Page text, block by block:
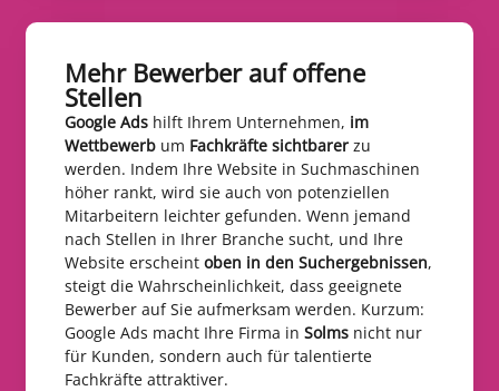
Mehr Bewerber auf offene
Stellen​
Google Ads hilft Ihrem Unternehmen, im
Wettbewerb um Fachkräfte sichtbarer zu
werden. Indem Ihre Website in Suchmaschinen
höher rankt, wird sie auch von potenziellen
Mitarbeitern leichter gefunden. Wenn jemand
nach Stellen in Ihrer Branche sucht, und Ihre
Website erscheint oben in den Suchergebnissen,
steigt die Wahrscheinlichkeit, dass geeignete
Bewerber auf Sie aufmerksam werden. Kurzum:
Google Ads macht Ihre Firma in Solms nicht nur
für Kunden, sondern auch für talentierte
Fachkräfte attraktiver.